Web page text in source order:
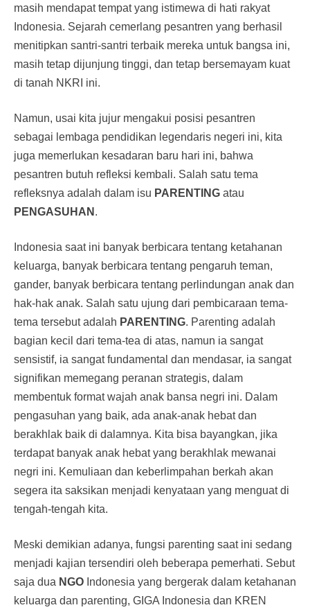
masih mendapat tempat yang istimewa di hati rakyat
Indonesia. Sejarah cemerlang pesantren yang berhasil
menitipkan santri-santri terbaik mereka untuk bangsa ini,
masih tetap dijunjung tinggi, dan tetap bersemayam kuat
di tanah NKRI ini.
Namun, usai kita jujur mengakui posisi pesantren
sebagai lembaga pendidikan legendaris negeri ini, kita
juga memerlukan kesadaran baru hari ini, bahwa
pesantren butuh refleksi kembali. Salah satu tema
refleksnya adalah dalam isu PARENTING atau
PENGASUHAN .
Indonesia saat ini banyak berbicara tentang ketahanan
keluarga, banyak berbicara tentang pengaruh teman,
gander, banyak berbicara tentang perlindungan anak dan
hak-hak anak. Salah satu ujung dari pembicaraan tema-
tema tersebut adalah PARENTING. Parenting adalah
bagian kecil dari tema-tea di atas, namun ia sangat
sensistif, ia sangat fundamental dan mendasar, ia sangat
signifikan memegang peranan strategis, dalam
membentuk format wajah anak bansa negri ini. Dalam
pengasuhan yang baik, ada anak-anak hebat dan
berakhlak baik di dalamnya. Kita bisa bayangkan, jika
terdapat banyak anak hebat yang berakhlak mewanai
negri ini. Kemuliaan dan keberlimpahan berkah akan
segera ita saksikan menjadi kenyataan yang menguat di
tengah-tengah kita.
Meski demikian adanya, fungsi parenting saat ini sedang
menjadi kajian tersendiri oleh beberapa pemerhati. Sebut
saja dua NGO Indonesia yang bergerak dalam ketahanan
keluarga dan parenting, GIGA Indonesia dan KREN